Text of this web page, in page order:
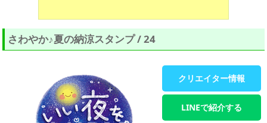
さわやか♪夏の納涼スタンプ / 24
クリエイター情報
LINEで紹介する